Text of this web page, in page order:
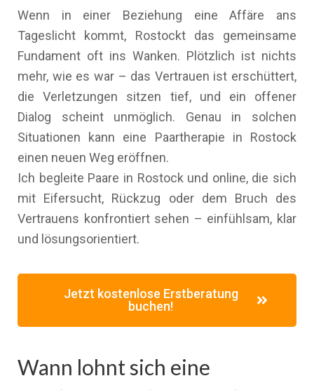
Wenn in einer Beziehung eine Affäre ans
Tageslicht kommt, Rostockt das gemeinsame
Fundament oft ins Wanken. Plötzlich ist nichts
mehr, wie es war – das Vertrauen ist erschüttert,
die Verletzungen sitzen tief, und ein offener
Dialog scheint unmöglich. Genau in solchen
Situationen kann eine Paartherapie in Rostock
einen neuen Weg eröffnen.
Ich begleite Paare in Rostock und online, die sich
mit Eifersucht, Rückzug oder dem Bruch des
Vertrauens konfrontiert sehen – einfühlsam, klar
und lösungsorientiert.
Jetzt kostenlose Erstberatung
buchen!
Wann lohnt sich eine